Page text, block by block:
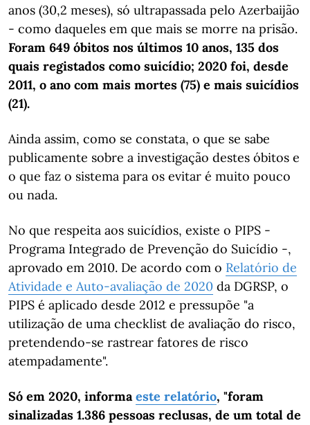
anos (30,2 meses), só ultrapassada pelo Azerbaijão
- como daqueles em que mais se morre na prisão.
Foram 649 óbitos nos últimos 10 anos, 135 dos
quais registados como suicídio; 2020 foi, desde
2011, o ano com mais mortes (75) e mais suicídios
(21).
Ainda assim, como se constata, o que se sabe
publicamente sobre a investigação destes óbitos e
o que faz o sistema para os evitar é muito pouco
ou nada.
No que respeita aos suicídios, existe o PIPS -
Programa Integrado de Prevenção do Suicídio -,
aprovado em 2010. De acordo com o Relatório de
Atividade e Auto-avaliação de 2020 da DGRSP, o
PIPS é aplicado desde 2012 e pressupõe "a
utilização de uma checklist de avaliação do risco,
pretendendo-se rastrear fatores de risco
atempadamente".
Só em 2020, informaeste relatório, "foram
sinalizadas 1.386 pessoas reclusas, de um total de